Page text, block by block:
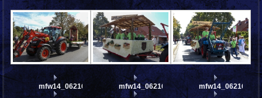
mfw14_062163
mfw14_062162
mfw14_062161